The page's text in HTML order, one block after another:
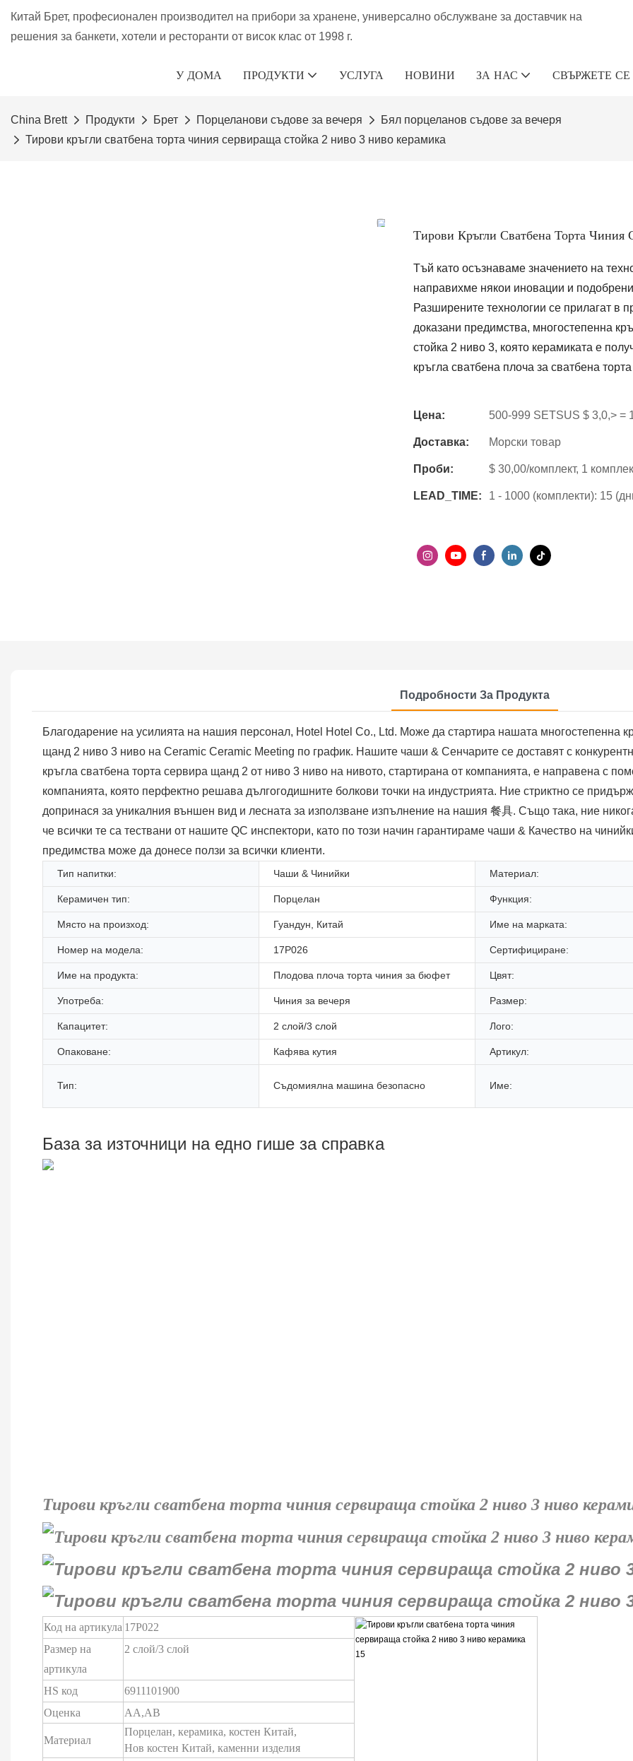
Китай Брет, професионален производител на прибори за хранене, универсално обслужване за доставчик на
решения за банкети, хотели и ресторанти от висок клас от 1998 г.
У ДОМА ПРОДУКТИ УСЛУГА НОВИНИ ЗА НАС СВЪРЖЕТЕ
China Brett Продукти Брет Порцеланови съдове за вечеря
Бял порцеланов съдове за вечеря
Тирови кръгли сватбена торта чиния сервираща стойка 2 ниво 3 ниво керамика
Тирови Кръгли Сватбена Торта
Тъй като осъзнаваме значението на
направихме някои иновации и
Разширените технологии се прилагат в
доказани предимства, многостепенна
стойка 2 ниво 3, която керамиката е
кръгла сватбена плоча за сватбена
Цена: 500-999 SETSUS $ 3,0,> =
Доставка: Морски товар
Проби: $ 30,00/комплект, 1
LEAD_TIME: 1 - 1000 (комплекти): 15
Подробности За Продукта
Благодарение на усилията на нашия персонал, Hotel Hotel Co., Ltd. Може да стартира нашата многостепенна
щанд 2 ниво 3 ниво на Ceramic Ceramic Meeting по график. Нашите чаши & Сенчарите се доставят с
кръгла сватбена торта сервира щанд 2 от ниво 3 ниво на нивото, стартирана от компанията, е направена с
компанията, която перфектно решава дългогодишните болкови точки на индустрията. Ние стриктно се
допринася за уникалния външен вид и лесната за използване изпълнение на нашия 餐具. Също така, ние
че всички те са тествани от нашите QC инспектори, като по този начин гарантираме чаши & Качество на
предимства може да донесе ползи за всички клиенти.
Тип напитки: Чаши & Чинийки Материал:
Керамичен тип: Порцелан Функция:
Място на произход: Гуандун, Китай Име на марката:
Номер на модела: 17P026 Сертифициране:
Име на продукта: Плодова плоча торта чиния за бюфет Цвят:
Употреба: Чиния за вечеря Размер:
Капацитет: 2 слой/3 слой Лого:
Опаковане: Кафява кутия Артикул:
Тип: Съдомиялна машина безопасно Име:
База за източници на едно гише за справка
Тирови кръгли сватбена торта чиния сервираща стойка 2 ниво 3 ниво
Код на артикула 17P022
Размер на
артикула
2 слой/3 слой
HS код
6911101900
Оценка
AA,AB
Материал
Порцелан, керамика, костен Китай,
Нов костен Китай, каменни изделия